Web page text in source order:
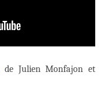
de Julien Monfajon et